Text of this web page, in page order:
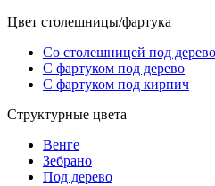
Цвет столешницы/фартука
Со столешницей под дерево
С фартуком под дерево
С фартуком под кирпич
Структурные цвета
Венге
Зебрано
Под дерево